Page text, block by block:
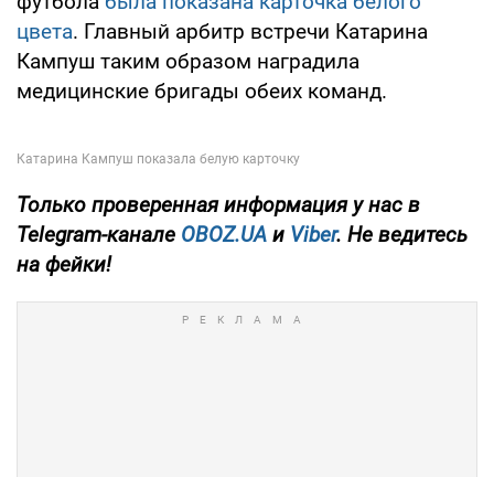
цвета. Главный арбитр встречи Катарина
Кампуш таким образом наградила
медицинские бригады обеих команд.
Только проверенная информация у нас в
Telegram-канале OBOZ.UA и Viber. Не ведитесь
на фейки!